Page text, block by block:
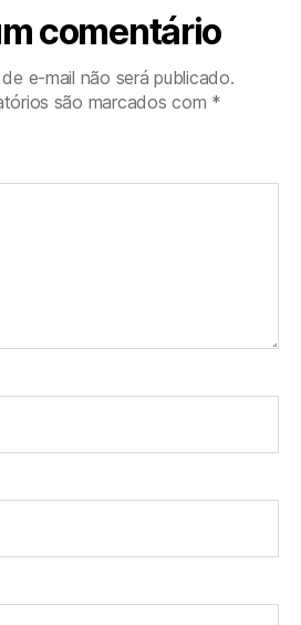
comentário
e-mail não será publicado.
são marcados com *